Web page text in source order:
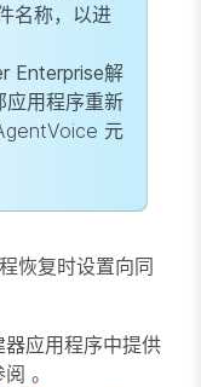
名称，以进
Enterprise解
应用程序重新
元
恢复时设置向同
应用程序中提供
。